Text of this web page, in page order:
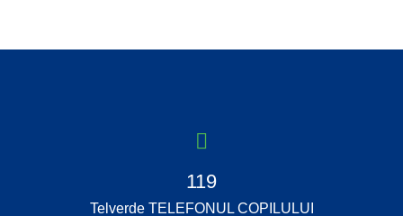
119
Telverde TELEFONUL COPILULUI